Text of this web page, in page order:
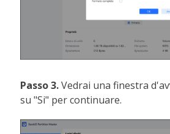
Passo 3.Vedrai una finestra
su "Si" per continuare.